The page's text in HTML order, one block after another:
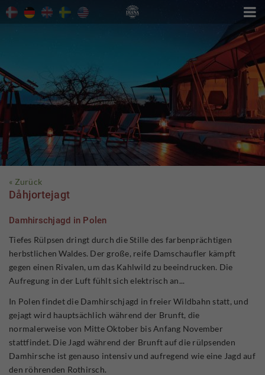

« Zurück
Dåhjortejagt
Damhirschjagd in Polen
Tiefes Rülpsen dringt durch die Stille des farbenprächtigen
herbstlichen Waldes. Der große, reife Damschaufler kämpft
gegen einen Rivalen, um das Kahlwild zu beeindrucken. Die
Aufregung in der Luft fühlt sich elektrisch an...
In Polen findet die Damhirschjagd in freier Wildbahn statt, und
gejagt wird hauptsächlich während der Brunft, die
normalerweise von Mitte Oktober bis Anfang November
stattfindet. Die Jagd während der Brunft auf die rülpsenden
Damhirsche ist genauso intensiv und aufregend wie eine Jagd auf
den röhrenden Rothirsch.